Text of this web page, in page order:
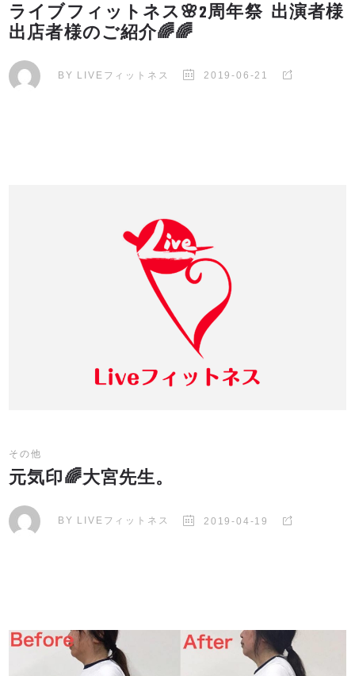
ライブフィットネス🌸2周年祭 出演者様
出店者様のご紹介🌈🌈
BY LIVEフィットネス 2019-06-21
その他
元気印🌈大宮先生。
BY LIVEフィットネス 2019-04-19